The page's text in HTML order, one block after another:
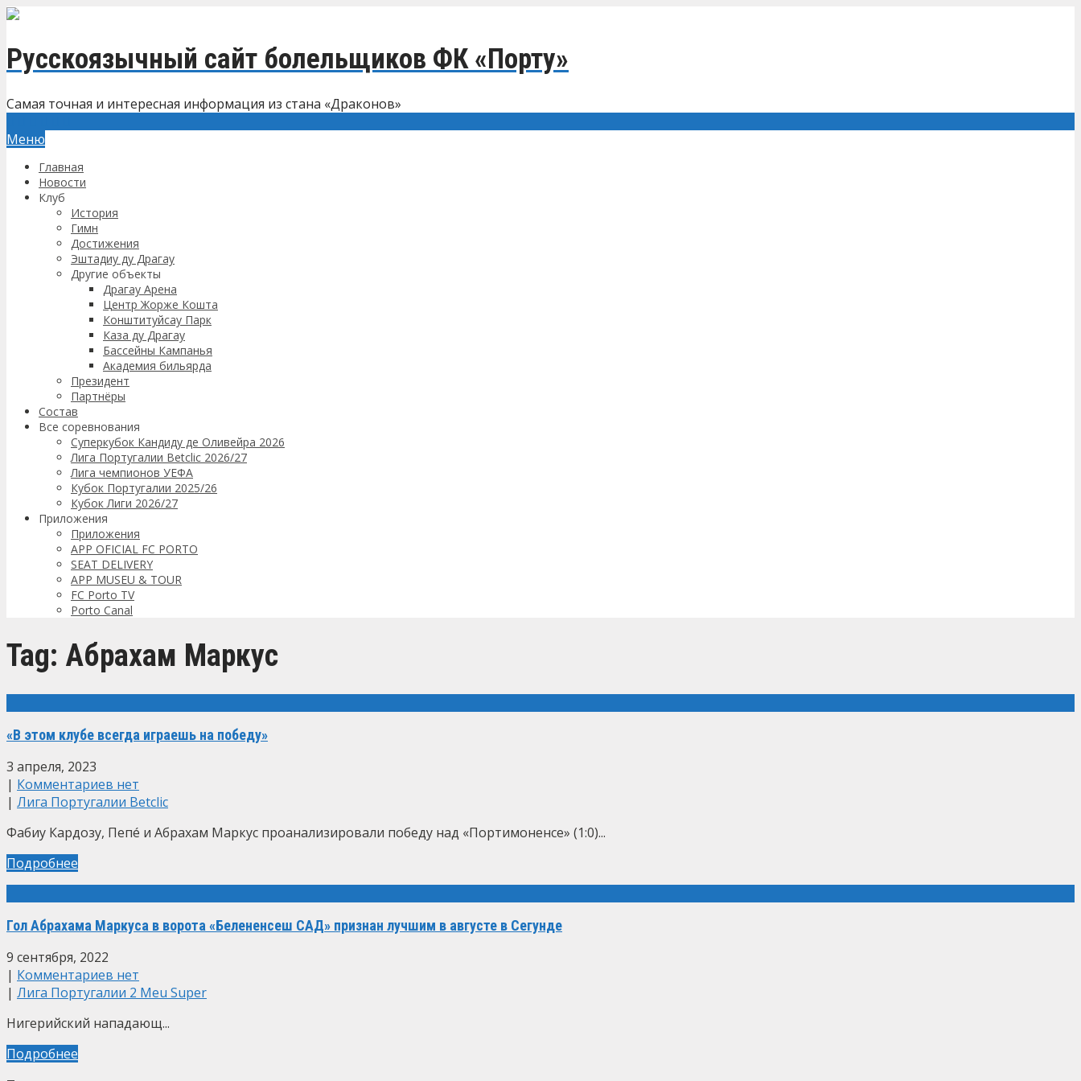
Русскоязычный сайт болельщиков ФК «Порту»
Самая точная и интересная информация из стана «Драконов»
Меню
Главная
Новости
Клуб
История
Гимн
Достижения
Эштадиу ду Драгау
Другие объекты
Драгау Арена
Центр Жорже Кошта
Конштитуйсау Парк
Каза ду Драгау
Бассейны Кампанья
Академия бильярда
Президент
Партнёры
Состав
Все соревнования
Суперкубок Кандиду де Оливейра 2026
Лига Португалии Betclic 2026/27
Лига чемпионов УЕФА
Кубок Португалии 2025/26
Кубок Лиги 2026/27
Приложения
Приложения
APP OFICIAL FC PORTO
SEAT DELIVERY
APP MUSEU & TOUR
FC Porto TV
Porto Canal
Tag: Абрахам Маркус
«В этом клубе всегда играешь на победу»
3 апреля, 2023
| Комментариев нет
| Лига Португалии Betclic
Фабиу Кардозу, Пепé и Абрахам Маркус проанализировали победу над «Портимоненсе» (1:0)...
Подробнее
Гол Абрахама Маркуса в ворота «Белененсеш САД» признан лучшим в августе в Сегунде
9 сентября, 2022
| Комментариев нет
| Лига Португалии 2 Meu Super
Нигерийский нападающ...
Подробнее